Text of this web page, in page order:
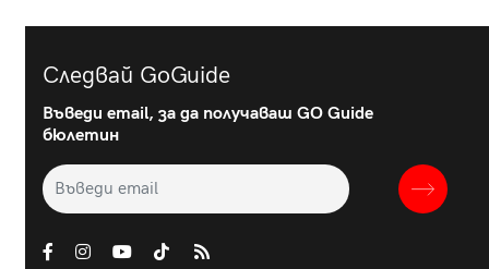
Следвай GoGuide
Въведи email, за да получаваш GO Guide
бюлетин